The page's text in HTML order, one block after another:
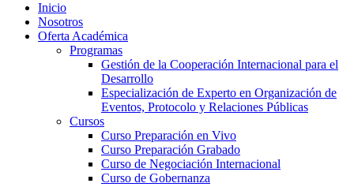
Inicio
Nosotros
Oferta Académica
Programas
Gestión de la Cooperación Internacional para el
Desarrollo
Especialización de Experto en Organización de
Eventos, Protocolo y Relaciones Públicas
Cursos
Curso Preparación en Vivo
Curso Preparación Grabado
Curso de Negociación Internacional
Curso de Gobernanza